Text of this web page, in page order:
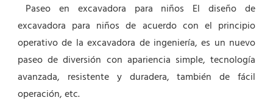
Paseo en excavadora para niños El diseño de
excavadora para niños de acuerdo con el principio
operativo de la excavadora de ingeniería, es un nuevo
paseo de diversión con apariencia simple, tecnología
avanzada, resistente y duradera, también de fácil
operación, etc.